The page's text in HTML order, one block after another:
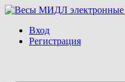
Вход
Регистрация